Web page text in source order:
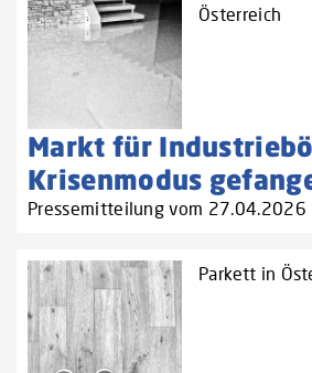
Österreich
Markt für
Krisenmodus
Pressemitteilung vom 27.04.2026
Parkett in